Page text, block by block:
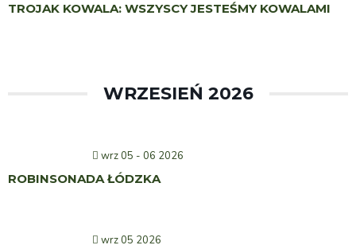
TROJAK KOWALA: WSZYSCY JESTEŚMY KOWALAMI
WRZESIEŃ 2026
wrz 05 - 06 2026
ROBINSONADA ŁÓDZKA
wrz 05 2026